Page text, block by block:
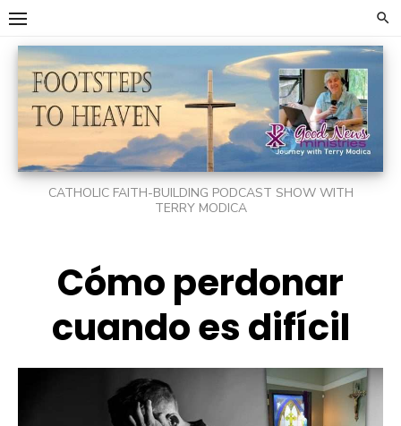
Skip
content
CATHOLIC FAITH-BUILDING PODCAST SHOW WITH
TERRY MODICA
Cómo perdonar
cuando es difícil